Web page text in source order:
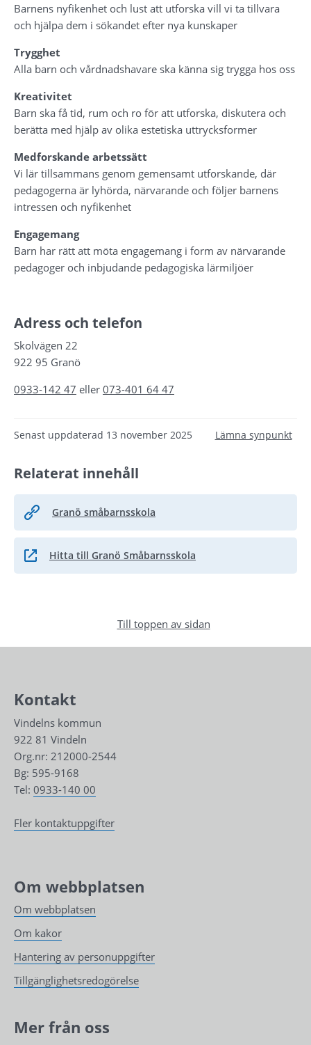
Barnens nyfikenhet och lust att utforska vill vi ta tillvara
och hjälpa dem i sökandet efter nya kunskaper
Trygghet
Alla barn och vårdnadshavare ska känna sig trygga hos oss
Kreativitet
Barn ska få tid, rum och ro för att utforska, diskutera och
berätta med hjälp av olika estetiska uttrycksformer
Medforskande arbetssätt
Vi lär tillsammans genom gemensamt utforskande, där
pedagogerna är lyhörda, närvarande och följer barnens
intressen och nyfikenhet
Engagemang
Barn har rätt att möta engagemang i form av närvarande
pedagoger och inbjudande pedagogiska lärmiljöer
Adress och telefon
Skolvägen 22
922 95 Granö
0933-142 47 eller 073-401 64 47
Senast uppdaterad 13 november 2025 Lämna synpunkt
Relaterat innehåll
Granö småbarnsskola
Hitta till Granö Småbarnsskola
Länk till annan webbplats.
Till toppen av sidan
Kontakt
Vindelns kommun
922 81 Vindeln
Org.nr: 212000-2544
Bg: 595-9168
Tel: 0933-140 00
Fler kontaktuppgifter
Om webbplatsen
Om webbplatsen
Om kakor
Hantering av personuppgifter
Tillgänglighetsredogörelse
Mer från oss